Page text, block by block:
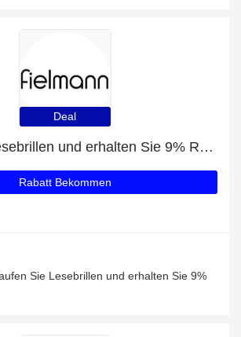
Deal
Kaufen Sie Lesebrillen und erhalten Sie 9% Rabatt
Rabatt Bekommen
Sie Lesebrillen und erhalten Sie 9%